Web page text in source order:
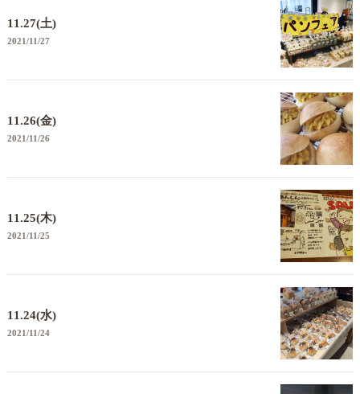
11.27(土)
2021/11/27
11.26(金)
2021/11/26
11.25(木)
2021/11/25
11.24(水)
2021/11/24